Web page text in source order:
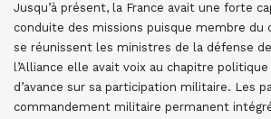
Jusqu’à présent, la France avait une forte
conduite des missions puisque membre du
se réunissent les ministres de la défense
l’Alliance elle avait voix au chapitre
d’avance sur sa participation militaire. Les
commandement militaire permanent